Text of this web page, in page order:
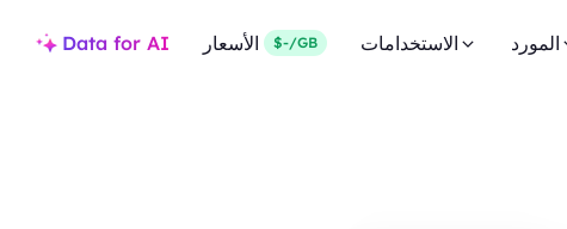
Data for AI الأسعار $-/GB الاستخدامات المورد